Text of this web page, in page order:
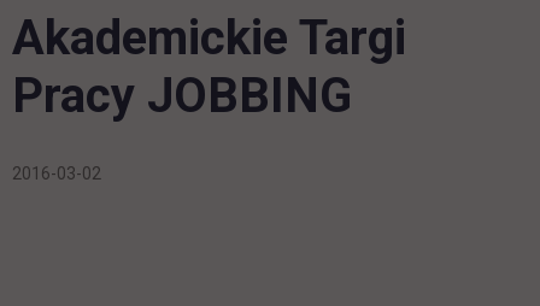
Akademickie Targi
Pracy JOBBING
2016-03-02